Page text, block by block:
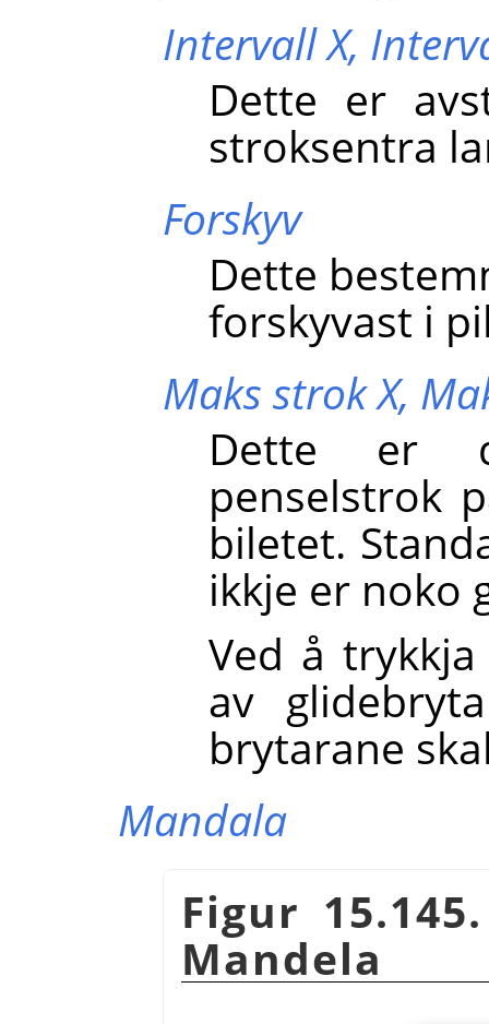
Intervall X,
Dette er
stroksentra
Forskyv
Dette
forskyvast i
Maks strok X,
Dette er
penselstrok
biletet.
ikkje er noko
Ved å
av
brytarane
Mandala
Figur
Mandela